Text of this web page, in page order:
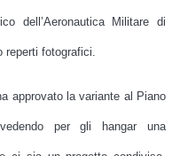
dell’Aeronautica Militare di
reperti fotografici.
approvato la variante al Piano
per gli hangar una